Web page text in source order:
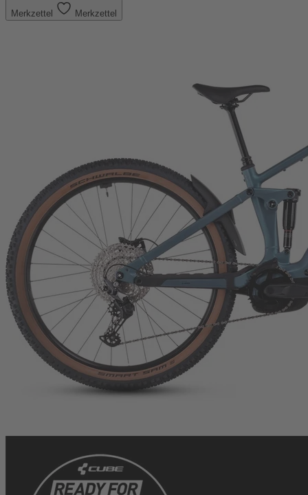
Merkzettel Merkzettel